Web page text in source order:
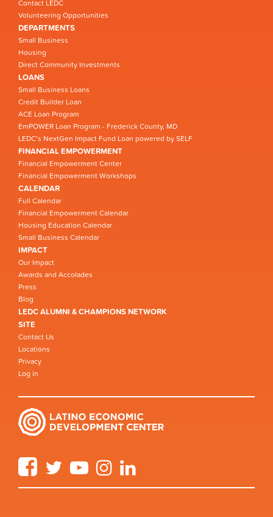
Contact LEDC
Volunteering Opportunities
DEPARTMENTS
Small Business
Housing
Direct Community Investments
LOANS
Small Business Loans
Credit Builder Loan
ACE Loan Program
EmPOWER Loan Program - Frederick County, MD
LEDC’s NextGen Impact Fund Loan powered by SELF
FINANCIAL EMPOWERMENT
Financial Empowerment Center
Financial Empowerment Workshops
CALENDAR
Full Calendar
Financial Empowerment Calendar
Housing Education Calendar
Small Business Calendar
IMPACT
Our Impact
Awards and Accolades
Press
Blog
LEDC ALUMNI & CHAMPIONS NETWORK
SITE
Contact Us
Locations
Privacy
Log in
FacebookTwitter YouTube Instagram